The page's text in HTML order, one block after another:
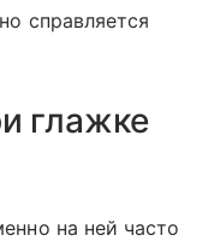
справляется
глажке
на ней часто